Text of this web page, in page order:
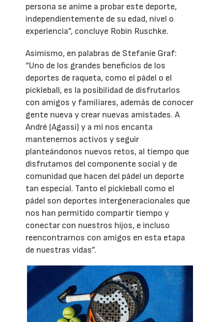
persona se anime a probar este deporte,
independientemente de su edad, nivel o
experiencia”, concluye Robin Ruschke.
Asimismo, en palabras de Stefanie Graf:
“Uno de los grandes beneficios de los
deportes de raqueta, como el pádel o el
pickleball, es la posibilidad de disfrutarlos
con amigos y familiares, además de conocer
gente nueva y crear nuevas amistades. A
André (Agassi) y a mí nos encanta
mantenernos activos y seguir
planteándonos nuevos retos, al tiempo que
disfrutamos del componente social y de
comunidad que hacen del pádel un deporte
tan especial. Tanto el pickleball como el
pádel son deportes intergeneracionales que
nos han permitido compartir tiempo y
conectar con nuestros hijos, e incluso
reencontrarnos con amigos en esta etapa
de nuestras vidas”.